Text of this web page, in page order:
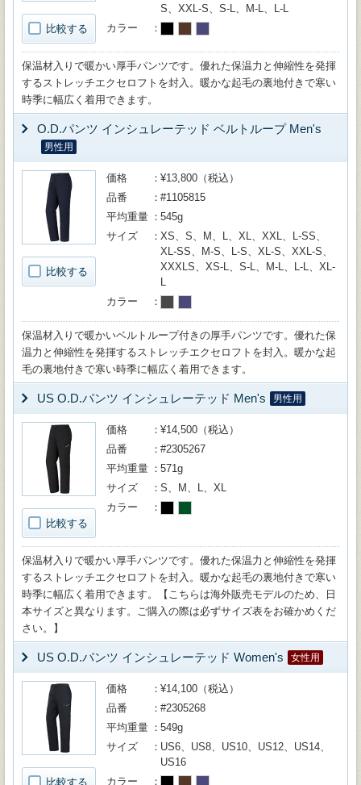
比較する
S、XXL-S、S-L、M-L、L-L
カラー
保温材入りで暖かい厚手パンツです。優れた保温力と伸縮性を発揮
するストレッチエクセロフトを封入。暖かな起毛の裏地付きで寒い
時季に幅広く着用できます。
O.D.パンツ インシュレーテッド ベルトループ Men's
男性用
比較する
価格
¥13,800（税込）
品番
#1105815
平均重量
545g
サイズ
XS、S、M、L、XL、XXL、L-SS、
XL-SS、M-S、L-S、XL-S、XXL-S、
XXXLS、XS-L、S-L、M-L、L-L、XL-
L
カラー
保温材入りで暖かいベルトループ付きの厚手パンツです。優れた保
温力と伸縮性を発揮するストレッチエクセロフトを封入。暖かな起
毛の裏地付きで寒い時季に幅広く着用できます。
US O.D.パンツ インシュレーテッド Men's 男性用
比較する
価格
¥14,500（税込）
品番
#2305267
平均重量
571g
サイズ
S、M、L、XL
カラー
保温材入りで暖かい厚手パンツです。優れた保温力と伸縮性を発揮
するストレッチエクセロフトを封入。暖かな起毛の裏地付きで寒い
時季に幅広く着用できます。【こちらは海外販売モデルのため、日
本サイズと異なります。ご購入の際は必ずサイズ表をお確かめくだ
さい。】
US O.D.パンツ インシュレーテッド Women's 女性用
比較する
価格
¥14,100（税込）
品番
#2305268
平均重量
549g
サイズ
US6、US8、US10、US12、US14、
US16
カラー